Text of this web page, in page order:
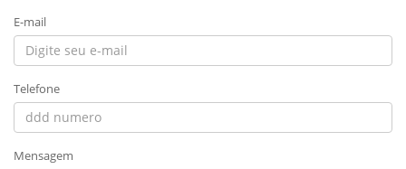
E-mail
Telefone
Mensagem